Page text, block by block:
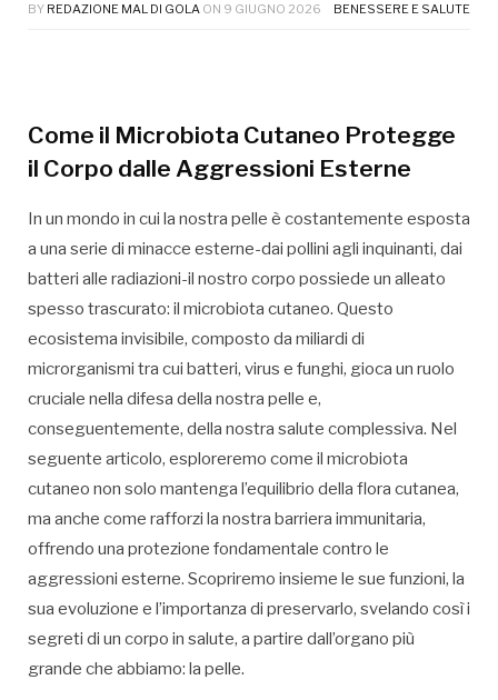
BY REDAZIONE MAL DI GOLA ON 9 GIUGNO 2026 BENESSERE E SALUTE
Come il Microbiota Cutaneo Protegge
il Corpo dalle Aggressioni Esterne
In un mondo in cui la nostra pelle è costantemente esposta
a una serie di minacce esterne-dai pollini agli inquinanti, dai
batteri alle radiazioni-il nostro corpo possiede un alleato
spesso trascurato: il microbiota cutaneo. Questo
ecosistema invisibile, composto da miliardi di
microrganismi tra cui batteri, virus e funghi, gioca un ruolo
cruciale nella difesa della nostra pelle e,
conseguentemente, della nostra salute complessiva. Nel
seguente articolo, esploreremo come il microbiota
cutaneo non solo mantenga l’equilibrio della flora cutanea,
ma anche come rafforzi la nostra barriera immunitaria,
offrendo una protezione fondamentale contro le
aggressioni esterne. Scopriremo insieme le sue funzioni, la
sua evoluzione e l’importanza di preservarlo, svelando così i
segreti di un corpo in salute, a partire dall’organo più
grande che abbiamo: la pelle.